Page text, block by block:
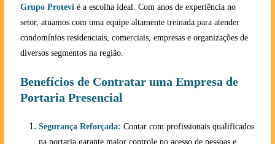
Grupo Protevié a escolha ideal. Com anos de experiência no
setor, atuamos com uma equipe altamente treinada para atender
condomínios residenciais, comerciais, empresas e organizações de
diversos segmentos na região.
Benefícios de Contratar uma Empresa de
Portaria Presencial
Segurança Reforçada: Contar com profissionais qualificados
na portaria garante maior controle no acesso de pessoas e